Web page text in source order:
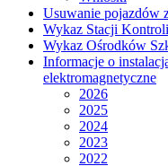
Usuwanie pojazdów
Wykaz Stacji
Wykaz Ośrodków
Informacje o
elektromagnetyczne
2026
2025
2024
2023
2022